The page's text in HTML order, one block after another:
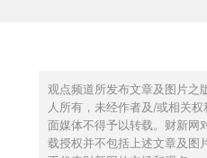
观点频道所发布文章及图片之
人所有，未经作者及/或相关
面媒体不得予以转载。财新网
载授权并不包括上述文章及图